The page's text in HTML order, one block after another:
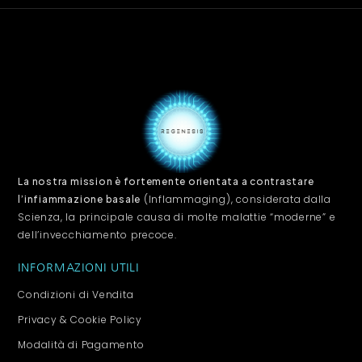
La nostra mission è fortemente orientata a contrastare
l’infiammazione basale (Inflammaging), considerata dalla
Scienza, la principale causa di molte malattie “moderne” e
dell’invecchiamento precoce.
INFORMAZIONI UTILI
Condizioni di Vendita
Privacy & Cookie Policy
Modalità di Pagamento